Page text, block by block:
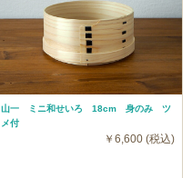
山一 ミニ和せいろ 18cm 身のみ ツ
メ付
￥6,600 (税込)